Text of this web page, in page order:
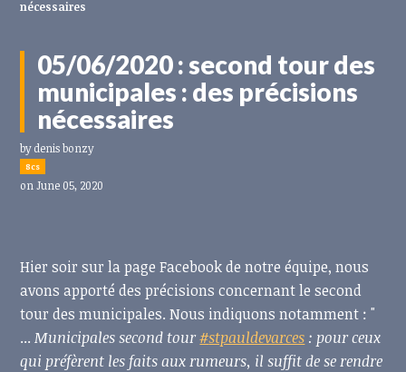
nécessaires
05/06/2020 : second tour des
municipales : des précisions
nécessaires
bydenis bonzy
8cs
on June 05, 2020
Hier soir sur la page Facebook de notre équipe, nous
avons apporté des précisions concernant le second
tour des municipales. Nous indiquons notamment : "
...Municipales second tour#stpauldevarces : pour ceux
qui préfèrent les faits aux rumeurs, il suffit de se rendre